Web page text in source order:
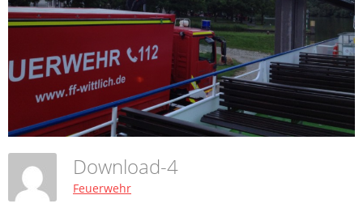
Download-4
Feuerwehr